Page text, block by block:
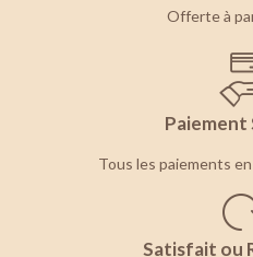
Offerte à
Paiement
Tous les paiements
Satisfait ou